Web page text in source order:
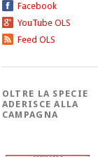
Facebook
YouTube OLS
Feed OLS
OLTRE LA SPECIE
ADERISCE ALLA
CAMPAGNA